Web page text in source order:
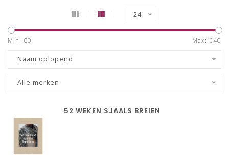
24
Min: €0 Max: €40
Naam oplopend
Alle merken
52 WEKEN SJAALS BREIEN